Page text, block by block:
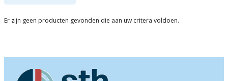
Er zijn geen producten gevonden die aan uw critera voldoen.